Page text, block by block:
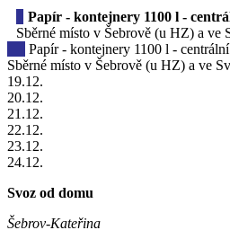
Papír - kontejnery 1100 l -
Sběrné místo v Šebrově (u HZ) a ve
Papír - kontejnery 1100 l - centrální
Sběrné místo v Šebrově (u HZ) a ve
19.12.
20.12.
21 .12.
22.12.
23.12.
24.12.
Svoz od domu
Šebrov-Kateřina